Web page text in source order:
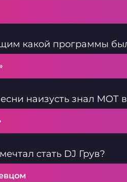
какой программы
наизусть знал МОТ в
стать DJ Грув?